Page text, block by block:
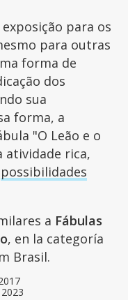
para os
para outras
forma de
dos
sua
forma, a
"O Leão e o
atividade rica,
possibilidades
a Fábulas
, en la categoría
Brasil.